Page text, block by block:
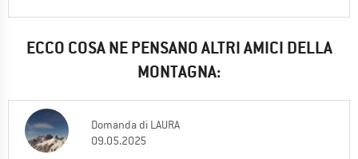
ECCO COSA NE PENSANO ALTRI AMICI DELLA
MONTAGNA:
Domanda di LAURA
09.05.2025